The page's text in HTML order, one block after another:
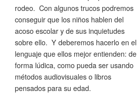
rodeo. Con algunos trucos podremos
conseguir que los niños hablen del
acoso escolar y de sus inquietudes
sobre ello. Y deberemos hacerlo en el
lenguaje que ellos mejor entienden: de
forma lúdica, como pueda ser usando
métodos audiovisuales o libros
pensados para su edad.